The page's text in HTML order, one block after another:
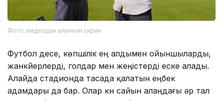
Фото: видеодан алынған скрин
Футбол десе, көпшілік ең алдымен ойыншыларды,
жанкүйерлерді, голдар мен жеңістерді еске алады.
Алайда стадионда тасада қалатын еңбек
адамдары да бар. Олар күн сайын алаңдағы әр тал